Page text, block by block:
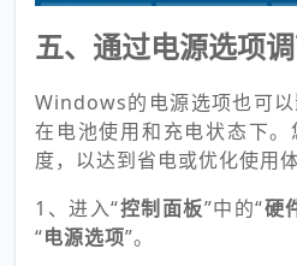
五、通过电源选项
Windows的电源选项也可
在电池使用和充电状态下
度，以达到省电或优化使用
1、进入“控制面板”中的“硬
“电源选项”。